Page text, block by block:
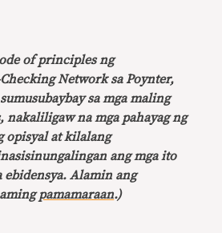
of principles ng
Network sa Poynter,
sa mga maling
nakaliligaw na mga pahayag ng
opisyal at kilalang
ang mga ito
ebidensya. Alamin ang
pamamaraan.)